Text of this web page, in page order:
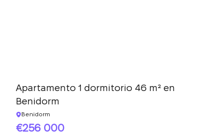
Apartamento 1 dormitorio 46 m² en
Benidorm
Benidorm
256 000